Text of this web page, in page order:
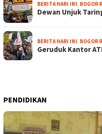
BERITA HARI INI, BOGOR
Dewan Unjuk
BERITA HARI INI, BOGOR
Geruduk Kantor
PENDIDIKAN